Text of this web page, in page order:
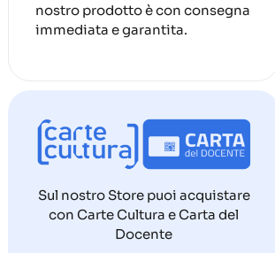
nostro prodotto è con consegna
immediata e garantita.
Sul nostro Store puoi acquistare
con Carte Cultura e Carta del
Docente